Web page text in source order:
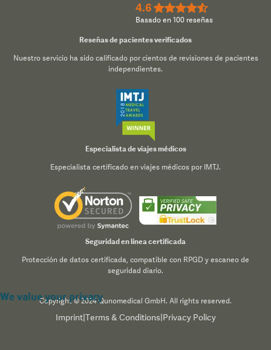
4.6 ★★★★½
Basado en 100 reseñas
Reseñas de pacientes verificados
Nuestro servicio ha sido calificado por cientos de revisiones de pacientes
independientes.
Especialista de viajes médicos
Especialista certificado en viajes médicos por IMTJ.
Seguridad en línea certificada
Protección de datos certificada, compatible con RPGD y escaneo de
seguridad diario.
Copyright © 2024 Qunomedical GmbH. All rights reserved.
Imprint| Terms & Conditions Privacy Policy
We value your privacy
We use cookies to enhance your browsing experience,